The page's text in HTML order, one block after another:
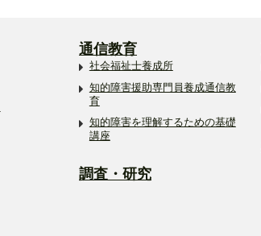
通信教育
社会福祉士養成所
知的障害援助専門員養成通信教
育
知的障害を理解するための基礎
講座
調査・研究